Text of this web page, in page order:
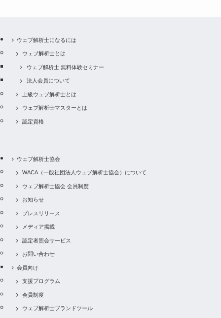
ウェブ解析士になるには
ウェブ解析士とは
ウェブ解析士 無料体験セミナー
法人会員について
上級ウェブ解析士とは
ウェブ解析士マスターとは
認定資格
ウェブ解析士協会
WACA（一般社団法人ウェブ解析士協会）について
ウェブ解析士協会 会員制度
お知らせ
プレスリリース
メディア掲載
認定者照会サービス
お問い合わせ
会員向け
支援プログラム
会員制度
ウェブ解析士ブランドツール